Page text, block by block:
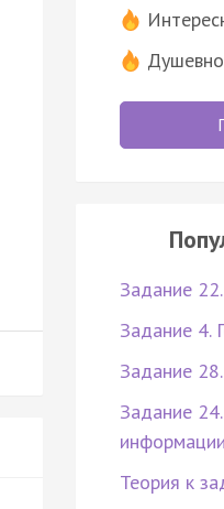
Задание
Задание 4.
Задание
Задание
информации
Теория к